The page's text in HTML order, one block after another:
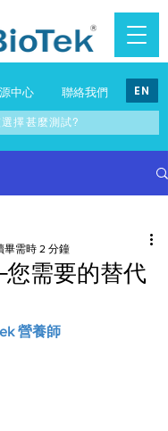
中心 聯絡我們 EN
擇甚麼測試?
需要的替代
畢需時 2 分鐘
營養師